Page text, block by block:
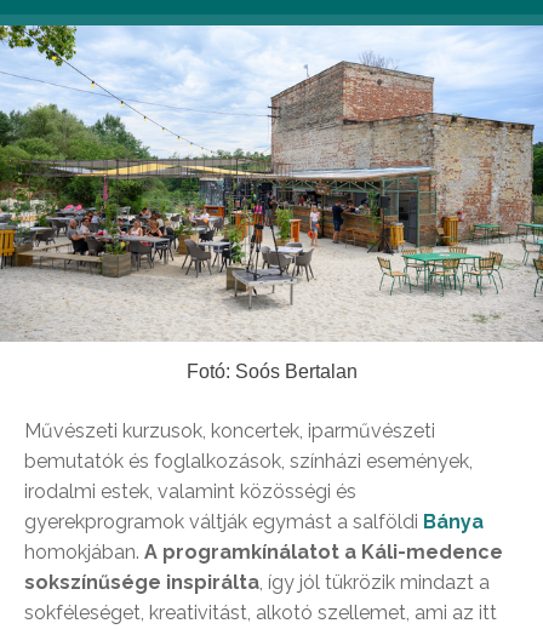
Fotó: Soós Bertalan
Művészeti kurzusok, koncertek, iparművészeti
bemutatók és foglalkozások, színházi események,
irodalmi estek, valamint közösségi és
gyerekprogramok váltják egymást a salföldi Bánya
homokjában. A programkínálatot a Káli-medence
sokszínűsége inspirálta , így jól tükrözik mindazt a
sokféleséget, kreativitást, alkotó szellemet, ami az itt